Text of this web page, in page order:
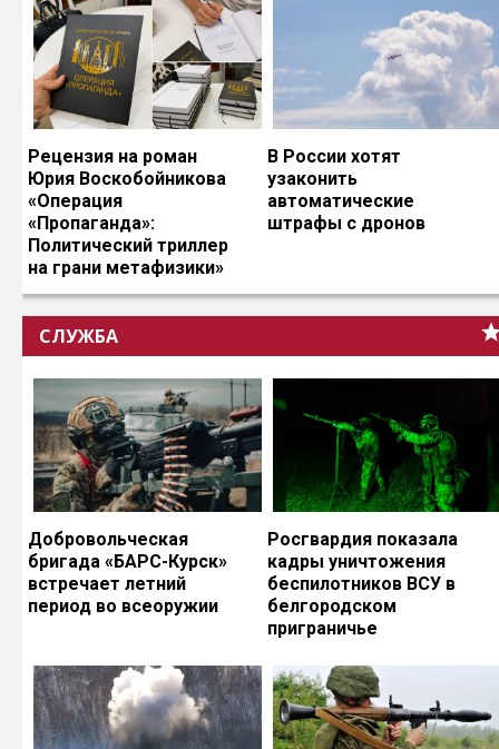
Рецензия на роман
Юрия Воскобойникова
«Операция
«Пропаганда»:
Политический триллер
на грани метафизики»
В России хотят
узаконить
автоматические
штрафы с дронов
СЛУЖБА
Добровольческая
бригада «БАРС-Курск»
встречает летний
период во всеоружии
Росгвардия показала
кадры уничтожения
беспилотников ВСУ в
белгородском
приграничье